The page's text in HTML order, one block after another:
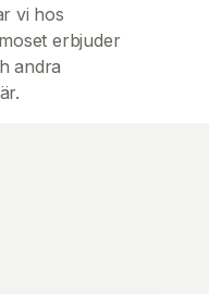
vi hos
erbjuder
andra